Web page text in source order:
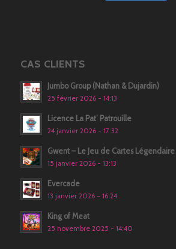
CAS CLIENTS
Jumbo Group (Nathan & Dujardin)
25 février 2026 - 14:13
Licence La Pat’ Patrouille
24 janvier 2026 - 17:32
Gwent – Le Jeu de Cartes Légendaire
15 janvier 2026 - 13:13
Evercade
13 janvier 2026 - 16:24
King of Meat
25 novembre 2025 - 14:40